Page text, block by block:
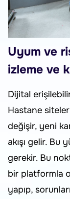
Uyum ve
izleme ve
Dijital
Hastane
değişir, yeni
akışı gelir. Bu
gerekir. Bu
bir platformla
yapıp,